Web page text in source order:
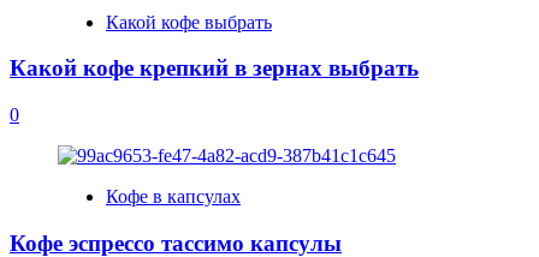
Какой кофе выбрать
Какой кофе крепкий в зернах выбрать
0
Кофе в капсулах
Кофе эспрессо тассимо капсулы